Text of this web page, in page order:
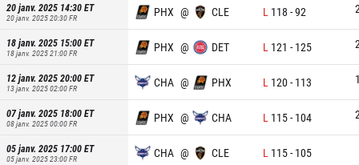
20 janv. 2025 14:30ET
20 janv. 2025 20:30FR PHX @ CLE L 118 -92
18 janv. 2025 15:00ET
18 janv. 2025 21:00FR PHX @ DET L 121 - 125
12 janv. 2025 20:00ET
13 janv. 2025 02:00FR CHA @ PHX L 120- 113
07 janv. 2025 18:00ET
08 janv. 2025 00:00FR PHX @ CHA L 115- 104
05 janv. 2025 17:00ET
05 janv. 2025 23:00FR CHA @ CLE L 115- 105